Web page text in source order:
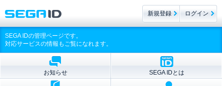
SEGA IDの管理ページです。
対応サービスの情報もご覧になれます。
お知らせ SEGA IDとは
新規登録 ログイン